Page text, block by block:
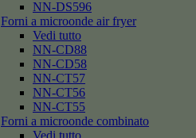
NN-DS596
Forni a microonde air fryer
Vedi tutto
NN-CD88
NN-CD58
NN-CT57
NN-CT56
NN-CT55
Forni a microonde combinato
Vedi tutto